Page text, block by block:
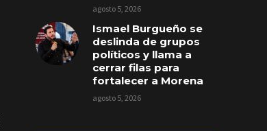
agosto 5, 2026
Ismael Burgueño se
deslinda de grupos
políticos y llama a
cerrar filas para
fortalecer a Morena
agosto 5, 2026